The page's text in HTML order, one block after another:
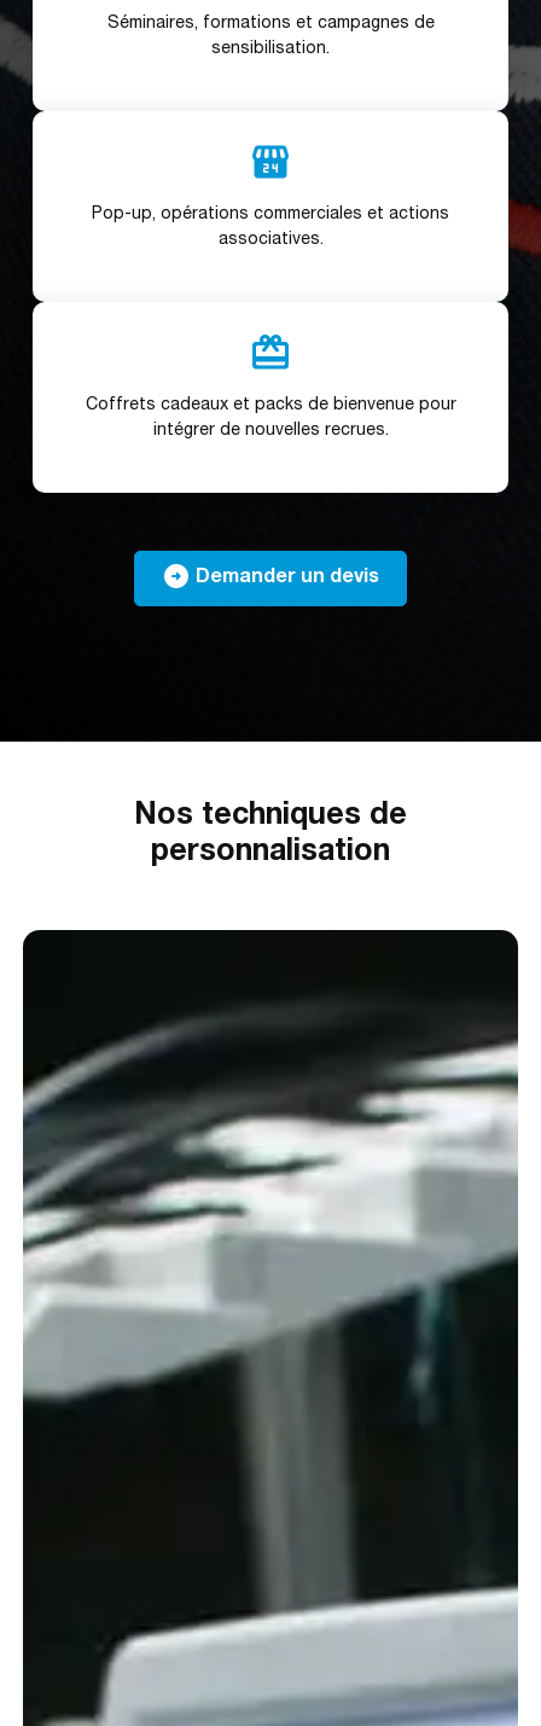
Séminaires, formations et campagnes de
sensibilisation.
local_convenience_store
Pop-up, opérations commerciales et actions
associatives.
redeem
Coffrets cadeaux et packs de bienvenue pour
intégrer de nouvelles recrues.
 Demander un devis
Nos techniques de
personnalisation